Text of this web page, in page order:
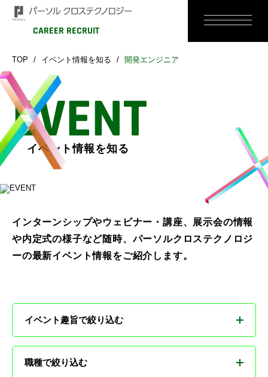
CAREER RECRUIT
TOP イベント情報を知る 開発エンジニア
EVENT
イベント情報を知る
インターンシップやウェビナー・講座、展示会の情報
や内定式の様子など随時、パーソルクロステクノロジ
ーの最新イベント情報をご紹介します。
イベント趣旨で絞り込む
職種で絞り込む